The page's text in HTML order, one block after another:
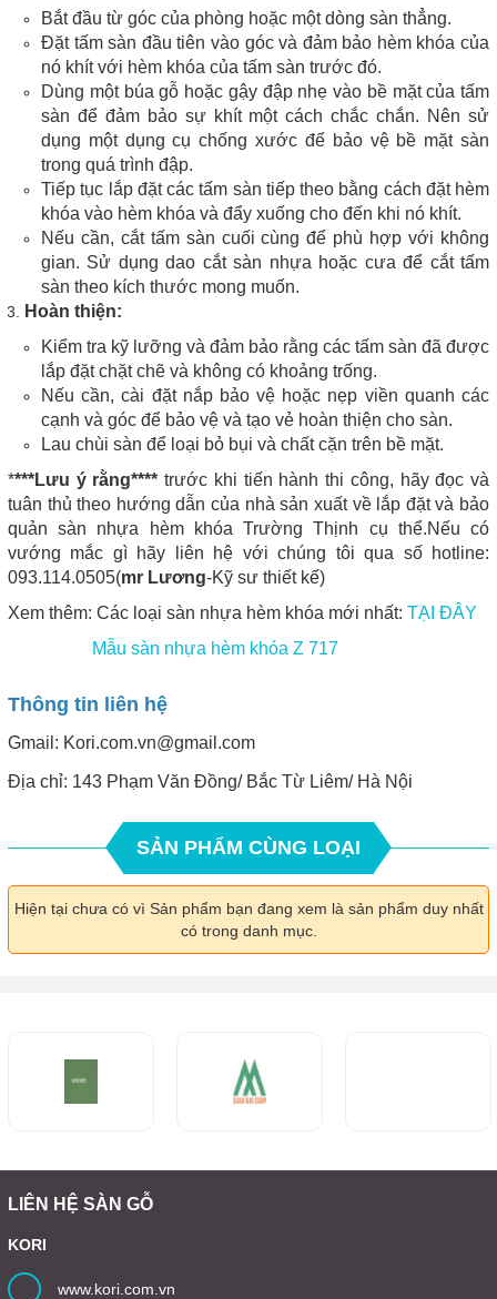
Bắt đầu từ góc của phòng hoặc một dòng sàn thẳng.
Đặt tấm sàn đầu tiên vào góc và đảm bảo hèm khóa của
nó khít với hèm khóa của tấm sàn trước đó.
Dùng một búa gỗ hoặc gậy đập nhẹ vào bề mặt của tấm
sàn để đảm bảo sự khít một cách chắc chắn. Nên sử
dụng một dụng cụ chống xước để bảo vệ bề mặt sàn
trong quá trình đập.
Tiếp tục lắp đặt các tấm sàn tiếp theo bằng cách đặt hèm
khóa vào hèm khóa và đẩy xuống cho đến khi nó khít.
Nếu cần, cắt tấm sàn cuối cùng để phù hợp với không
gian. Sử dụng dao cắt sàn nhựa hoặc cưa để cắt tấm
sàn theo kích thước mong muốn.
Hoàn thiện:
Kiểm tra kỹ lưỡng và đảm bảo rằng các tấm sàn đã được
lắp đặt chặt chẽ và không có khoảng trống.
Nếu cần, cài đặt nắp bảo vệ hoặc nẹp viền quanh các
cạnh và góc để bảo vệ và tạo vẻ hoàn thiện cho sàn.
Lau chùi sàn để loại bỏ bụi và chất cặn trên bề mặt.
****Lưu ý rằng**** trước khi tiến hành thi công, hãy đọc và
tuân thủ theo hướng dẫn của nhà sản xuất về lắp đặt và bảo
quản sàn nhựa hèm khóa Trường Thịnh cụ thể.Nếu có
vướng mắc gì hãy liên hệ với chúng tôi qua số hotline:
093.114.0505(mr Lương-Kỹ sư thiết kế)
Xem thêm: Các loại sàn nhựa hèm khóa mới nhất: TẠI ĐÂY
Mẫu sàn nhựa hèm khóa Z 717
Thông tin liên hệ
Gmail: Kori.com.vn@gmail.com
Địa chỉ: 143 Phạm Văn Đồng/ Bắc Từ Liêm/ Hà Nội
SẢN PHẨM CÙNG LOẠI
Hiện tại chưa có vì Sản phẩm bạn đang xem là sản phẩm duy nhất
có trong danh mục.
LIÊN HỆ SÀN GỖ
KORI
www.kori.com.vn